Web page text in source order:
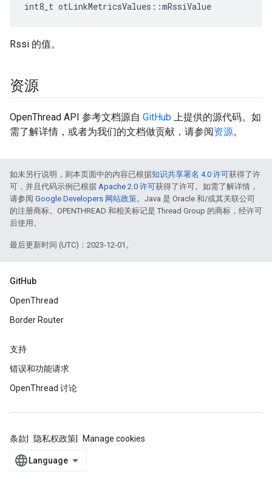
int8_t otLinkMetricsValues ::mRssiValue
Rssi 的值。
资源
OpenThread API 参考文档源自 GitHub 上提供的源代码。如
需了解详情，或者为我们的文档做贡献，请参阅资源。
如未另行说明，则本页面中的内容已根据知识共享署名 4.0 许可获得了许
可，并且代码示例已根据 Apache 2.0 许可获得了许可。如需了解详情，
请参阅 Google Developers 网站政策。Java 是 Oracle 和/或其关联公司
的注册商标。OPENTHREAD 和相关标记是 Thread Group 的商标，经许可
后使用。
最后更新时间 (UTC)：2023-12-01。
GitHub
OpenThread
Border Router
支持
错误和功能请求
OpenThread 讨论
条款 隐私权政策 Manage cookies